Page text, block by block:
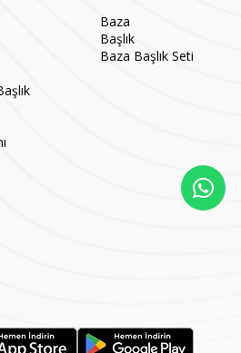
Baza
Başlık
Baza Başlık Seti